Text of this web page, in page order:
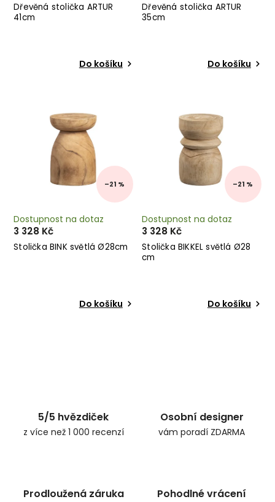
Dřevěná stolička ARTUR
41cm
Do košíku
Dřevěná stolička ARTUR
35cm
Do košíku
–21 %
Stolička BINK světlá Ø28cm
Dostupnost na dotaz
3 328 Kč
Do košíku
–21 %
Stolička BIKKEL světlá Ø28
cm
Dostupnost na dotaz
3 328 Kč
Do košíku
5/5 hvězdiček
z více než 1 000 recenzí
Osobní designer
vám poradí ZDARMA
Prodloužená záruka Pohodlné vrácení